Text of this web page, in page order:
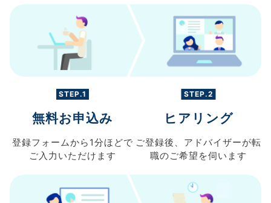
STEP.1
無料お申込み
登録フォームから 1分ほどで
ご入力 いただけます
STEP.2
ヒアリング
ご登録後、 アドバイザーが転
職のご希望を伺います